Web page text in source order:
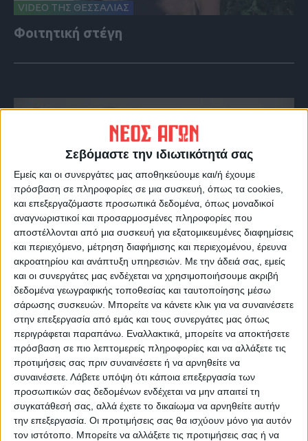
Σεβόμαστε την ιδιωτικότητά σας
Εμείς και οι συνεργάτες μας αποθηκεύουμε και/ή έχουμε
πρόσβαση σε πληροφορίες σε μια συσκευή, όπως τα cookies,
και επεξεργαζόμαστε προσωπικά δεδομένα, όπως μοναδικοί
αναγνωριστικοί και προσαρμοσμένες πληροφορίες που
αποστέλλονται από μια συσκευή για εξατομικευμένες διαφημίσεις
και περιεχόμενο, μέτρηση διαφήμισης και περιεχομένου, έρευνα
ακροατηρίου και ανάπτυξη υπηρεσιών. Με την άδειά σας, εμείς
και οι συνεργάτες μας ενδέχεται να χρησιμοποιήσουμε ακριβή
δεδομένα γεωγραφικής τοποθεσίας και ταυτοποίησης μέσω
σάρωσης συσκευών. Μπορείτε να κάνετε κλικ για να συναινέσετε
στην επεξεργασία από εμάς και τους συνεργάτες μας όπως
περιγράφεται παραπάνω. Εναλλακτικά, μπορείτε να αποκτήσετε
πρόσβαση σε πιο λεπτομερείς πληροφορίες και να αλλάξετε τις
προτιμήσεις σας πριν συναινέσετε ή να αρνηθείτε να
συναινέσετε. Λάβετε υπόψη ότι κάποια επεξεργασία των
προσωπικών σας δεδομένων ενδέχεται να μην απαιτεί τη
συγκατάθεσή σας, αλλά έχετε το δικαίωμα να αρνηθείτε αυτήν
την επεξεργασία. Οι προτιμήσεις σας θα ισχύουν μόνο για αυτόν
τον ιστότοπο. Μπορείτε να αλλάξετε τις προτιμήσεις σας ή να
VIDEO ΤΗΣ ΘΕΣΣΑΛΙΑΣ
Φοιτητική στέγη
VIDEO ΤΗΣ ΘΕΣΣΑΛΙΑΣ
Οι 9 άξονες Κουρέτα για να "σωθεί" η
Θεσσαλία από την λειψυδρία